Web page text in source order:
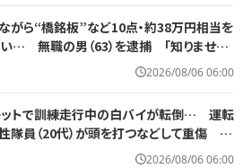
がら“橋銘板”など10点・約38万円相当を
… 無職の男（63）を逮捕 「知りません
2026/08/06 06:00
ットで訓練走行中の白バイが転倒… 運転
隊員（20代）が頭を打つなどして重傷 白
4か月 今月末のイベントに参加予定
2026/08/06 06:00